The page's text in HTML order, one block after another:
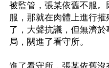
被監管，張某依舊不服
服，那就在肉體上進行
了，大聲抗議，但無濟
局，關進了看守所。
進了看守所，張某依舊